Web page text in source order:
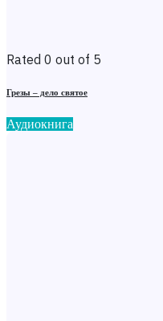
Rated 0 out of 5
Грезы – дело святое
Аудиокнига